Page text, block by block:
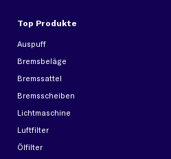
Top Produkte
Auspuff
Bremsbeläge
Bremssattel
Bremsscheiben
Lichtmaschine
Luftfilter
Ölfilter